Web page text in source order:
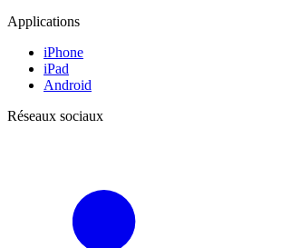
Applications
iPhone
iPad
Android
Réseaux sociaux